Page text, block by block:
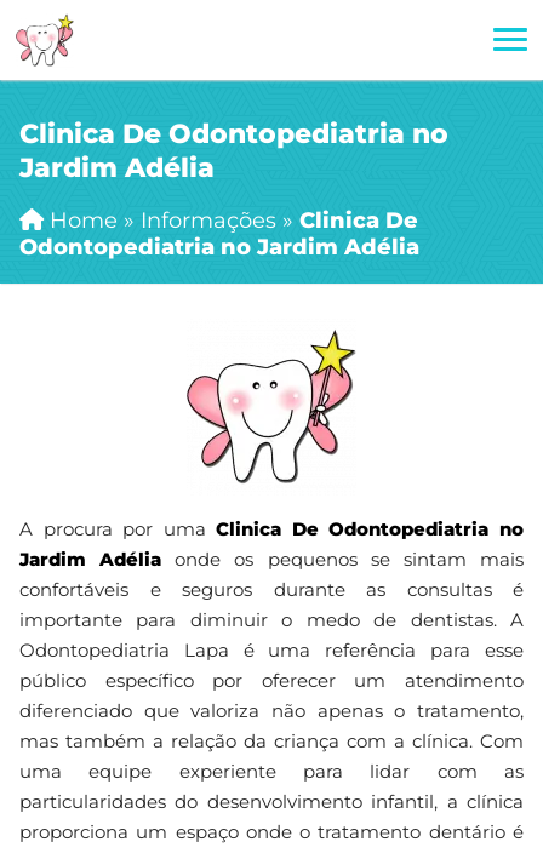
Clinica De Odontopediatria no
Jardim Adélia
Home » Informações » Clinica De
Odontopediatria no Jardim Adélia
A procura por umaClinica De Odontopediatria no
Jardim Adélia onde os pequenos se sintam mais
confortáveis e seguros durante as consultas é
importante para diminuir o medo de dentistas. A
Odontopediatria Lapa é uma referência para esse
público específico por oferecer um atendimento
diferenciado que valoriza não apenas o tratamento,
mas também a relação da criança com a clínica. Com
uma equipe experiente para lidar com as
particularidades do desenvolvimento infantil, a clínica
proporciona um espaço onde o tratamento dentário é